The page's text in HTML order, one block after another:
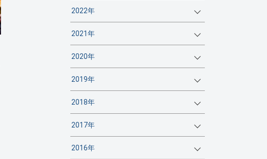
2022年
2021年
2020年
2019年
2018年
2017年
2016年